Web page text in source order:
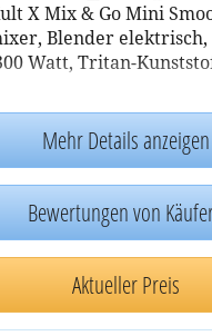
X Mix & Go Mini
Blender elektrisch,
Watt, Tritan-
Mehr Details anzeigen
Bewertungen von
Aktueller Preis